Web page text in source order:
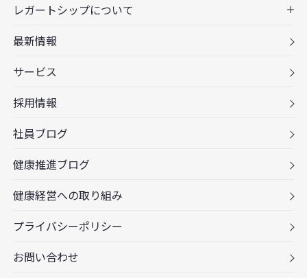
レガートシップについて
最新情報
サービス
採用情報
社員ブログ
健康推進ブログ
健康経営への取り組み
プライバシーポリシー
お問い合わせ